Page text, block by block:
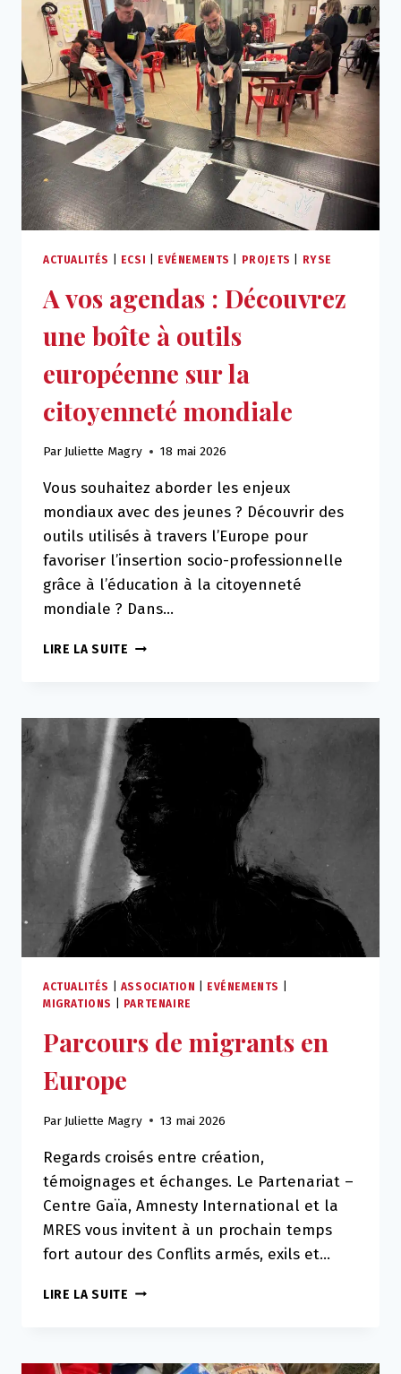
DU
CENTRE
GAÏA
ACTUALITÉS ECSI EVÉNEMENTS PROJETS RYSE
A vos agendas : Découvrez
une boîte à outils
européenne sur la
citoyenneté mondiale
Par Juliette Magry 18 mai 2026
Vous souhaitez aborder les enjeux
mondiaux avec des jeunes ? Découvrir des
outils utilisés à travers l’Europe pour
favoriser l’insertion socio-professionnelle
grâce à l’éducation à la citoyenneté
mondiale ? Dans…
LIRE LA SUITE A
DÉCOUVREZ
UNE
BOÎTE
À
OUTILS
EUROPÉENNE
SUR
LA
CITOYENNETÉ
MONDIALE
ACTUALITÉS ASSOCIATION EVÉNEMENTS
MIGRATIONS
PARTENAIRE
Parcours de migrants en
Europe
Par Juliette Magry 13 mai 2026
Regards croisés entre création,
témoignages et échanges. Le Partenariat –
Centre Gaïa, Amnesty International et la
MRES vous invitent à un prochain temps
fort autour des Conflits armés, exils et…
LIRE LA SUITE PARCOURS
EUROPE